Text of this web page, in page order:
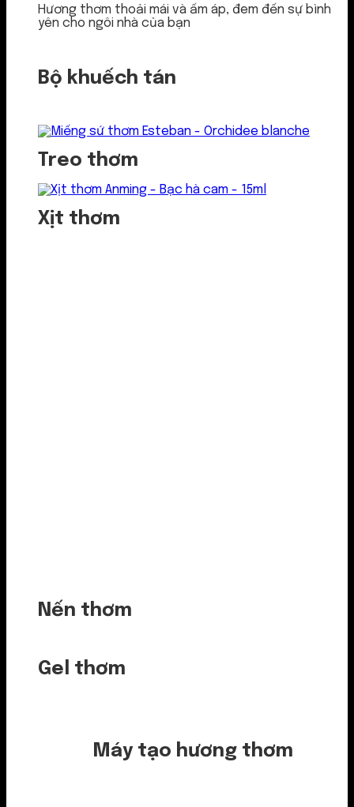
Hương thơm thoải mái và ấm áp, đem đến sự bình
yên cho ngôi nhà của bạn
Bộ khuếch tán
Treo thơm
Xịt thơm
Nến thơm
Gel thơm
Máy tạo hương thơm